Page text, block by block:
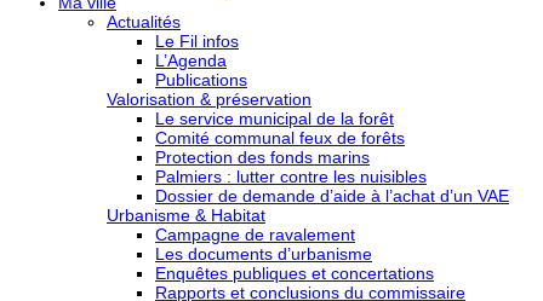
Actualités
Le Fil infos
L’Agenda
Publications
Valorisation & préservation
Le service municipal de la forêt
Comité communal feux de forêts
Protection des fonds marins
Palmiers : lutter contre les nuisibles
Dossier de demande d’aide à l’achat d’un VAE
Urbanisme & Habitat
Campagne de ravalement
Les documents d’urbanisme
Enquêtes publiques et concertations
Rapports et conclusions du commissaire